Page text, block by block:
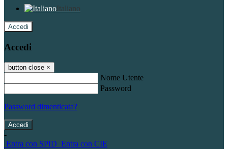
Italiano
Accedi
Accedi
button close ×
Nome Utente
Password
Password dimenticata?
-
Entra con SPID Entra con CIE